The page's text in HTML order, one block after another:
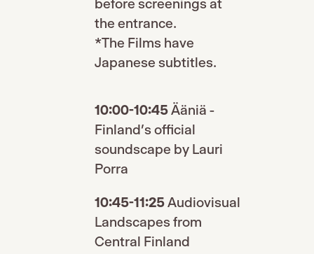
before screenings at
the entrance.
*The Films have
Japanese subtitles.
10:00-10:45Ääniä -
Finland’s official
soundscape by Lauri
Porra
10:45-11:25Audiovisual
Landscapes from
Central Finland